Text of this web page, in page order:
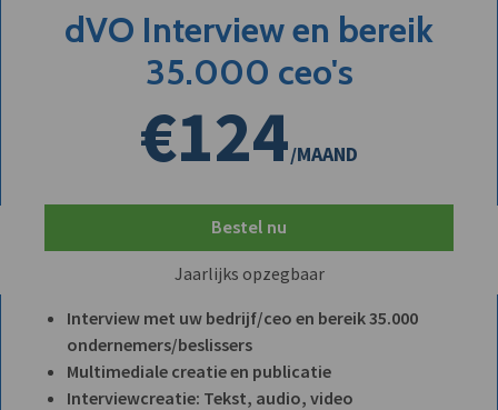
dVO Interview en bereik
35.000 ceo's
€124/MAAND
Bestel nu
Jaarlijks opzegbaar
Interview met uw bedrijf/ceo en bereik 35.000
ondernemers/beslissers
Multimediale creatie en publicatie
Interviewcreatie: Tekst, audio, video